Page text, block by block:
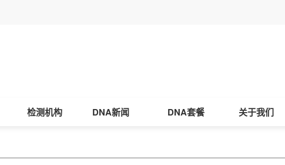
检测机构 DNA新闻 DNA套餐 关于我们